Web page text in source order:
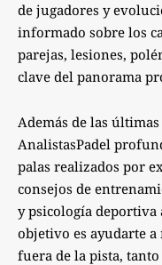
de jugadores y
informado sobre los
parejas, lesiones,
clave del panorama
Además de las
AnalistasPadel
palas realizados por
consejos de
y psicología deportiva
objetivo es ayudarte
fuera de la pista,